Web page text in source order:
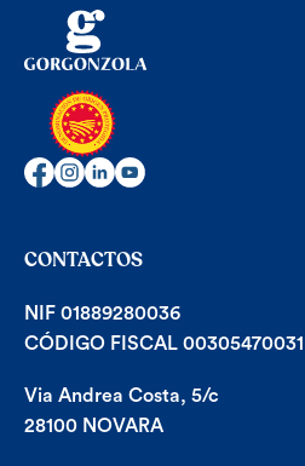
CONTACTOS
NIF 01889280036
CÓDIGO FISCAL 00305470031
Via Andrea Costa, 5/c
28100 NOVARA